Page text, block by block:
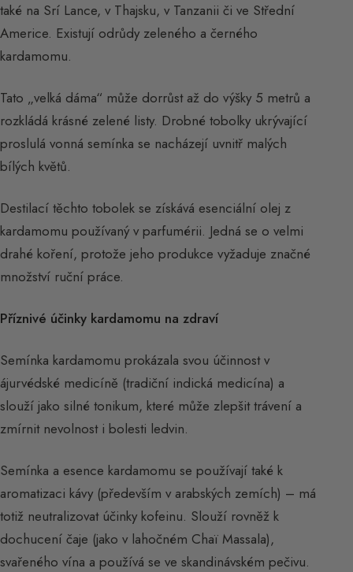
také na Srí Lance, v Thajsku, v Tanzanii či ve Střední
Americe. Existují odrůdy zeleného a černého
kardamomu.
Tato „velká dáma“ může dorrůst až do výšky 5 metrů a
rozkládá krásné zelené listy. Drobné tobolky ukrývající
proslulá vonná semínka se nacházejí uvnitř malých
bílých květů.
Destilací těchto tobolek se získává esenciální olej z
kardamomu používaný v parfumérii. Jedná se o velmi
drahé koření, protože jeho produkce vyžaduje značné
množství ruční práce.
Příznivé účinky kardamomu na zdraví
Semínka kardamomu prokázala svou účinnost v
ájurvédské medicíně (tradiční indická medicína) a
slouží jako silné tonikum, které může zlepšit trávení a
zmírnit nevolnost i bolesti ledvin.
Semínka a esence kardamomu se používají také k
aromatizaci kávy (především v arabských zemích) – má
totiž neutralizovat účinky kofeinu. Slouží rovněž k
dochucení čaje (jako v lahočném Chaï Massala),
svařeného vína a používá se ve skandinávském pečivu.